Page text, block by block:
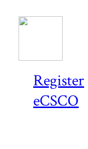
Register
eCSCO